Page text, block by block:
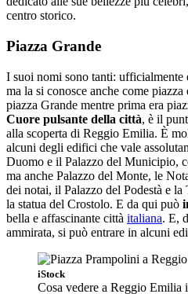
centro storico.
Piazza Grande
I suoi nomi sono tanti: ufficialmente
ma la si conosce anche come
piazza Grande mentre prima era
Cuore pulsante della città, è il
alla scoperta di Reggio Emilia. È
alcuni degli edifici che vale
Duomo e il Palazzo del Municipio,
ma anche Palazzo del Monte, le
dei notai, il Palazzo del Podestà e
la statua del Crostolo. E da qui può
bella e affascinante città italiana. E,
ammirata, si può entrare in alcuni
iStock
Cosa vedere a Reggio